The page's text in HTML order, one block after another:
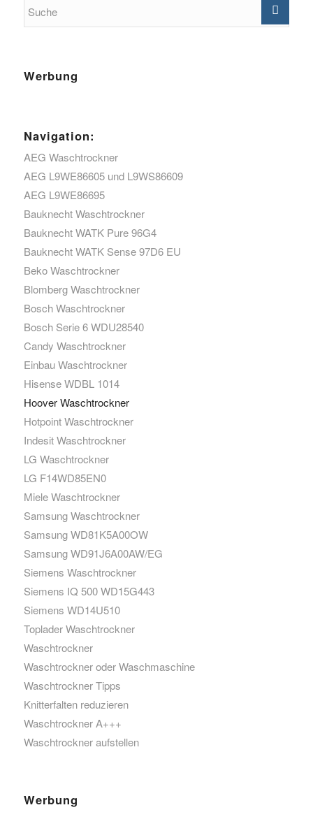
Werbung
Navigation:
AEG Waschtrockner
AEG L9WE86605 und L9WS86609
AEG L9WE86695
Bauknecht Waschtrockner
Bauknecht WATK Pure 96G4
Bauknecht WATK Sense 97D6 EU
Beko Waschtrockner
Blomberg Waschtrockner
Bosch Waschtrockner
Bosch Serie 6 WDU28540
Candy Waschtrockner
Einbau Waschtrockner
Hisense WDBL 1014
Hoover Waschtrockner
Hotpoint Waschtrockner
Indesit Waschtrockner
LG Waschtrockner
LG F14WD85EN0
Miele Waschtrockner
Samsung Waschtrockner
Samsung WD81K5A00OW
Samsung WD91J6A00AW/EG
Siemens Waschtrockner
Siemens IQ 500 WD15G443
Siemens WD14U510
Toplader Waschtrockner
Waschtrockner
Waschtrockner oder Waschmaschine
Waschtrockner Tipps
Knitterfalten reduzieren
Waschtrockner A+++
Waschtrockner aufstellen
Werbung